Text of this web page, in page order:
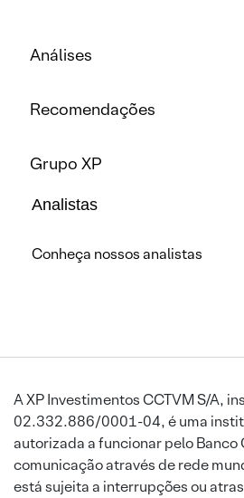
Análises
Recomendações
Grupo XP
Analistas
Conheça nossos analistas
A XP Investimentos CCTVM S/A,
02.332.886/0001-04, é uma
autorizada a funcionar pelo Banco
comunicação através de rede
está sujeita a interrupções ou